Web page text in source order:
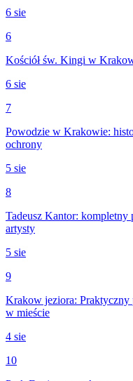
6 sie
6
Kościół św. Kingi w
6 sie
7
Powodzie w Krakowie:
ochrony
5 sie
8
Tadeusz Kantor:
artysty
5 sie
9
Krakow jeziora: Praktyczny
w mieście
4 sie
10